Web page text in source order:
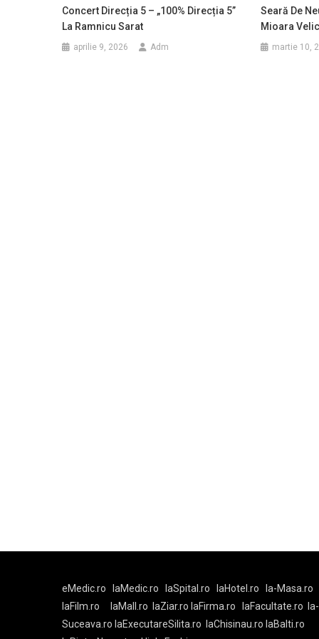
Concert Direcția 5 – „100% Direcția 5”
La Ramnicu Sarat
aprilie 9, 2026 Adm
Seară De
Mioara
martie 10,
eMedic.ro laMedic.ro laSpital.ro laHotel.ro
la-Masa.ro
laFilm.ro
laMall.ro laZiar.ro laFirma.ro laFacultate.ro
la-
Suceava.ro laExecutareSilita.ro laChisinau.ro laBalti.ro